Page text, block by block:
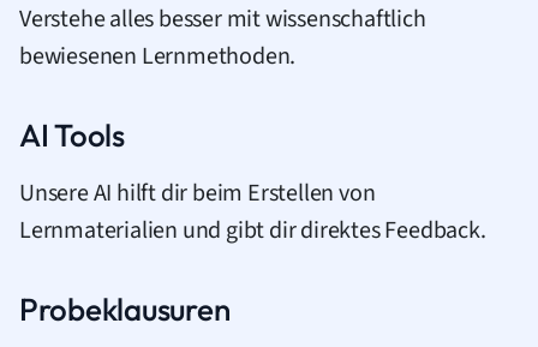
Verstehe alles besser mit wissenschaftlich
bewiesenen Lernmethoden.
AI Tools
Unsere AI hilft dir beim Erstellen von
Lernmaterialien und gibt dir direktes Feedback.
Probeklausuren